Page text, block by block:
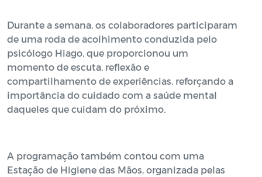
Durante a semana, os colaboradores participaram
de uma roda de acolhimento conduzida pelo
psicólogo Hiago, que proporcionou um
momento de escuta, reflexão e
compartilhamento de experiências, reforçando a
importância do cuidado com a saúde mental
daqueles que cuidam do próximo.
A programação também contou com uma
Estação de Higiene das Mãos, organizada pelas